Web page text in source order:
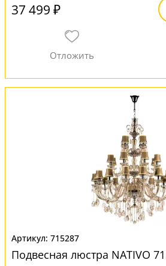
37 499 ₽
715287
Подвесная люстра NATIVO